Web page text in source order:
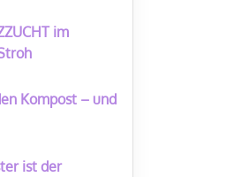
im
Kompost – und
ist der